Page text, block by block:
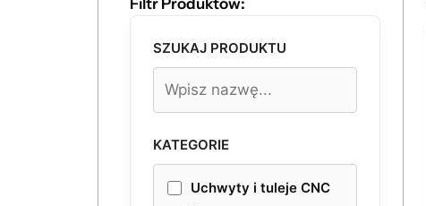
Filtr Produktów:
SZUKAJ PRODUKTU
KATEGORIE
Uchwyty i tuleje CNC